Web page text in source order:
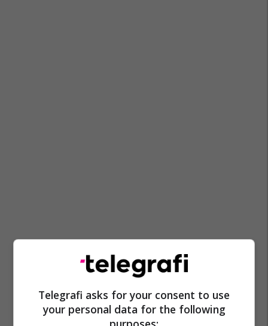
Telegrafi asks for your consent to use
your personal data for the following